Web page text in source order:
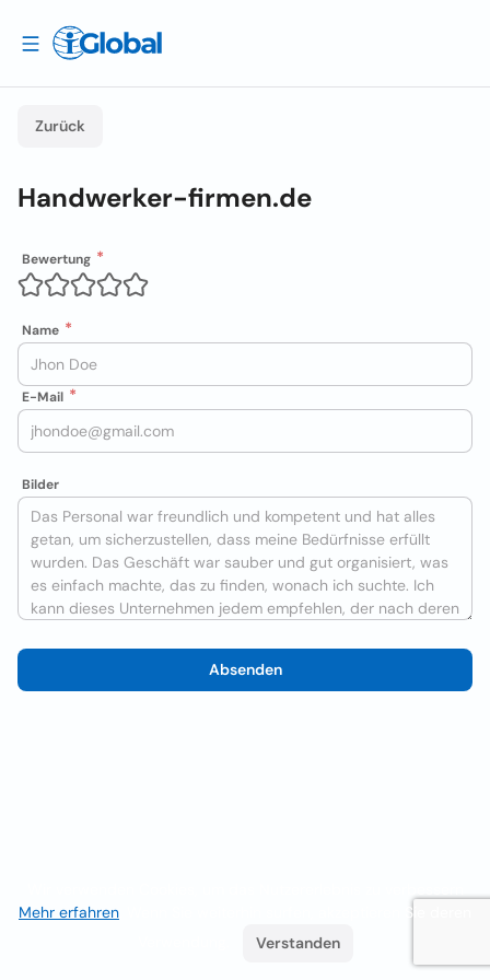
Zurück
Handwerker-firmen.de
Bewertung
Name
E-Mail
Bilder
Absenden
Mehr erfahren . Wenn Sie weiterhin surfen, akzeptieren Sie deren
Verstanden